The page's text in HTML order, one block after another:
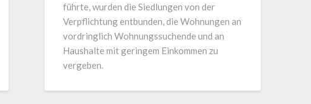
führte, wurden die Siedlungen von der
Verpflichtung entbunden, die Wohnungen an
vordringlich Wohnungssuchende und an
Haushalte mit geringem Einkommen zu
vergeben.